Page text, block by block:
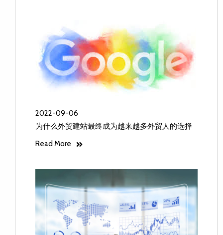
2022-09-06
为什么外贸建站最终成为越来越多外贸人的选择
Read More